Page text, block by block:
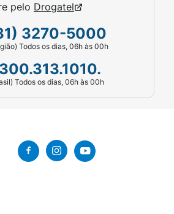
pelo Drogatel
3270-5000
Todos os dias, 06h às 00h
Todos os dias, 06h às 00h